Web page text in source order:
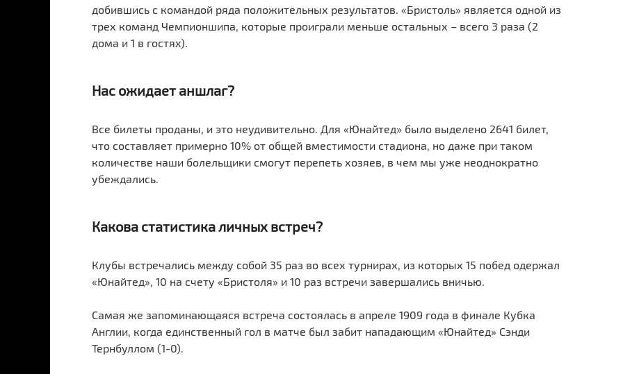
добившись с командой ряда положительных результатов. «Бристоль» является одной из
трех команд Чемпионшипа, которые проиграли меньше остальных – всего 3 раза (2
дома и 1 в гостях).
Нас ожидает аншлаг?
Все билеты проданы, и это неудивительно. Для «Юнайтед» было выделено 2641 билет,
что составляет примерно 10% от общей вместимости стадиона, но даже при таком
количестве наши болельщики смогут перепеть хозяев, в чем мы уже неоднократно
убеждались.
Какова статистика личных встреч?
Клубы встречались между собой 35 раз во всех турнирах, из которых 15 побед одержал
«Юнайтед», 10 на счету «Бристоля» и 10 раз встречи завершались вничью.
Самая же запоминающаяся встреча состоялась в апреле 1909 года в финале Кубка
Англии, когда единственный гол в матче был забит нападающим «Юнайтед» Сэнди
Тернбуллом (1-0).